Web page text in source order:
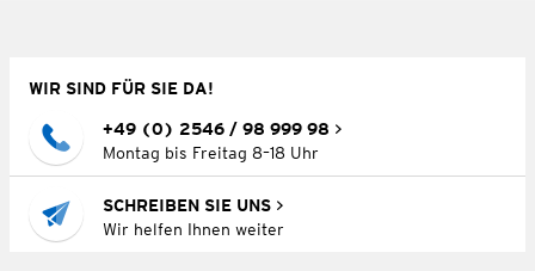
WIR SIND FÜR SIE DA!
+49 (0) 2546 / 98 999 98
Montag bis Freitag 8–18 Uhr
SCHREIBEN SIE UNS
Wir helfen Ihnen weiter